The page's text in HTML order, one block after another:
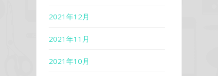
2021年12月
2021年11月
2021年10月